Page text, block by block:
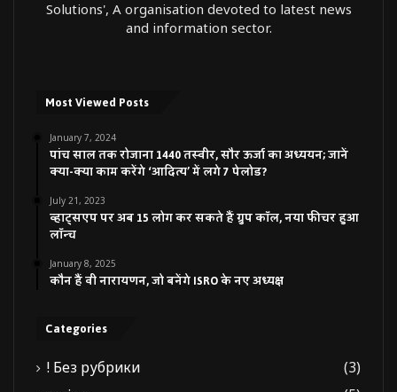
Solutions', A organisation devoted to latest news
and information sector.
Most Viewed Posts
January 7, 2024
पांच साल तक रोजाना 1440 तस्वीर, सौर ऊर्जा का अध्ययन; जानें
क्या-क्या काम करेंगे ‘आदित्य’ में लगे 7 पेलोड?
July 21, 2023
व्हाट्सएप पर अब 15 लोग कर सकते हैं ग्रुप कॉल, नया फीचर हुआ
लॉन्च
January 8, 2025
कौन हैं वी नारायणन, जो बनेंगे ISRO के नए अध्यक्ष
Categories
! Без рубрики
(3)